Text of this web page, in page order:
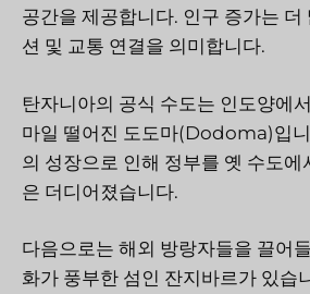
공간을 제공합니다. 인구 증가는 더
션 및 교통 연결을 의미합니다.
탄자니아의 공식 수도는 인도양에
마일 떨어진 도도마(Dodoma)입
의 성장으로 인해 정부를 옛 수도에
은 더디어졌습니다.
다음으로는 해외 방랑자들을 끌어
화가 풍부한 섬인 잔지바르가 있습